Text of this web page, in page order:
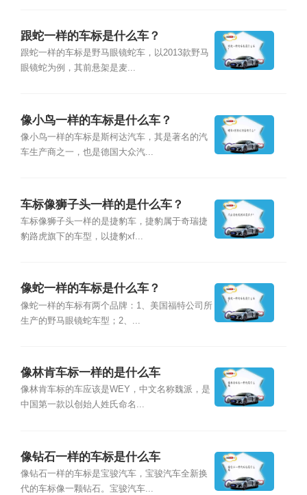
跟蛇一样的车标是什么车？
跟蛇一样的车标是野马眼镜蛇车，以2013款野马
眼镜蛇为例，其前悬架是麦...
像小鸟一样的车标是什么车？
像小鸟一样的车标是斯柯达汽车，其是著名的汽
车生产商之一，也是德国大众汽...
车标像狮子头一样的是什么车？
车标像狮子头一样的是捷豹车，捷豹属于奇瑞捷
豹路虎旗下的车型，以捷豹xf...
像蛇一样的车标是什么车？
像蛇一样的车标有两个品牌：1、美国福特公司所
生产的野马眼镜蛇车型；2、...
像林肯车标一样的是什么车
像林肯车标的车应该是WEY，中文名称魏派，是
中国第一款以创始人姓氏命名...
像钻石一样的车标是什么车
像钻石一样的车标是宝骏汽车，宝骏汽车全新换
代的车标像一颗钻石。宝骏汽车...